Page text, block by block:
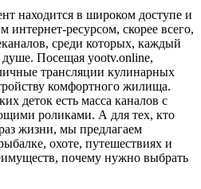
находится в широком доступе и
интернет-ресурсом, скорее всего,
среди которых, каждый
душе. Посещая yootv.online,
трансляции кулинарных
комфортного жилища.
деток есть масса каналов с
роликами. А для тех, кто
жизни, мы предлагаем
охоте, путешествиях и
почему нужно выбрать